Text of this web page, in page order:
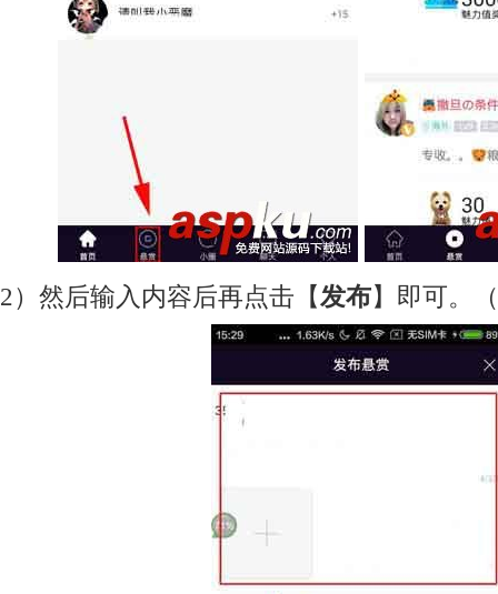
2）然后输入内容后再点击【发布】即可。